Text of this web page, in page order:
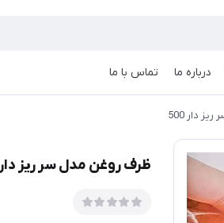
درباره ما تماس با ما
دار 500
ظرف روغن مدل سر ریز دار 500